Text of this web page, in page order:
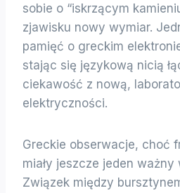
sobie o “iskrzącym
zjawisku nowy wymiar.
pamięć o greckim
stając się językową nicią
ciekawość z nową,
elektryczności.
Greckie obserwacje, choć
miały jeszcze jeden
Związek między